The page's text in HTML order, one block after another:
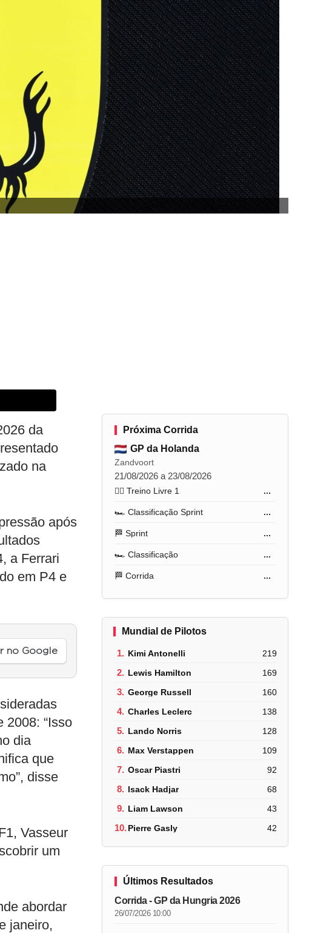
da
na
após
a Ferrari
em P4 e
no Google
2008: “Isso
dia
que
disse
Vasseur
um
abordar
janeiro,
Próxima Corrida
GP da Holanda
Zandvoort
21/08/2026 a 23/08/2026
🏋️‍♂️ Treino Livre 1 ...
🏎️ Classificação Sprint ...
🏁 Sprint ...
🏎️ Classificação ...
🏁 Corrida ...
Mundial de Pilotos
1. Kimi Antonelli 219
2. Lewis Hamilton 169
3. George Russell 160
4. Charles Leclerc 138
5. Lando Norris 128
6. Max Verstappen 109
7. Oscar Piastri 92
8. Isack Hadjar 68
9. Liam Lawson 43
10.Pierre Gasly 42
Últimos Resultados
Corrida - GP da Hungria 2026
26/07/2026 10:00